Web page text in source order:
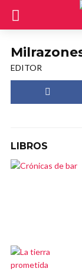
EDITOR
LIBROS